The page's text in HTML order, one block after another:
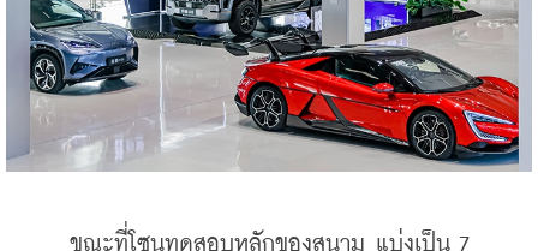
ขณะที่โซนทดสอบหลักของสนาม แบ่งเป็น 7